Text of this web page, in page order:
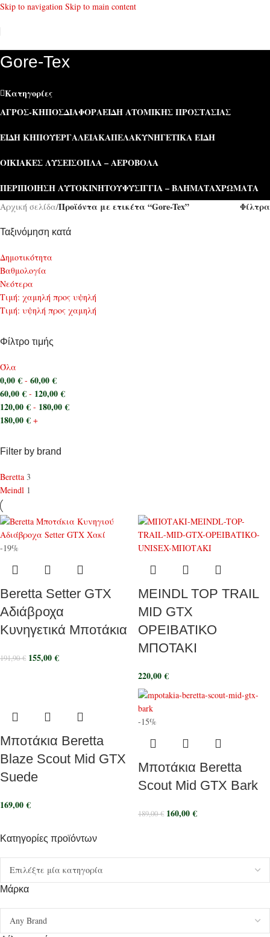
Skip to navigation Skip to main content
Gore-Tex
Κατηγορίες
ΑΓΡΌΣ-ΚΉΠΟΣΔΙΆΦΟΡΑΕΊΔΗ ΑΤΟΜΙΚΉΣ ΠΡΟΣΤΑΣΊΑΣ
ΕΊΔΗ ΚΉΠΟΥΕΡΓΑΛΕΊΑΚΑΠΕΛΑΚΥΝΗΓΕΤΙΚΆ ΕΊΔΗ
ΟΙΚΙΑΚΈΣ ΛΎΣΕΙΣΌΠΛΑ – ΑΕΡΟΒΌΛΑ
ΠΕΡΙΠΟΊΗΣΗ ΑΥΤΟΚΙΝΉΤΟΥΦΥΣΊΓΓΙΑ – ΒΛΉΜΑΤΑΧΡΏΜΑΤΑ
Κατηγορίες προϊόντων
Μάρκα
Αρχική σελίδα/Προϊόντα με ετικέτα “Gore-Tex” Φίλτρα
Ταξινόμηση κατά
Δημοτικότητα
Bαθμολογία
Νεότερα
Τιμή: χαμηλή προς υψηλή
Τιμή: υψηλή προς χαμηλή
Φίλτρο τιμής
Όλα
0,00€ - 60,00€
60,00€ - 120,00€
120,00€ - 180,00€
180,00€ +
Filter by brand
Beretta 3
Meindl 1
-19%
Beretta Setter GTX
Αδιάβροχα
Κυνηγετικά Μποτάκια
191,90€ 155,00€
MEINDL TOP TRAIL
MID GTX
ΟΡΕΙΒΑΤΙΚΟ
ΜΠΟΤΑΚΙ
220,00€
Μποτάκια Beretta
Blaze Scout Mid GTX
Suede
169,00€
-15%
Μποτάκια Beretta
Scout Mid GTX Bark
189,00€ 160,00€